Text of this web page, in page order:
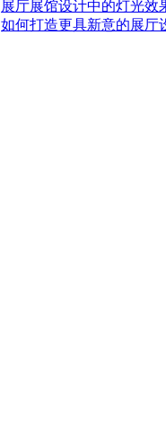
展厅展馆设计中的灯光效
如何打造更具新意的展厅